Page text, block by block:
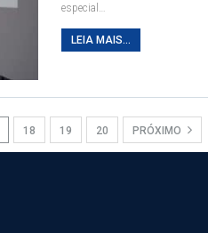
especial
LEIA MAIS...
18 19 20 PRÓXIMO